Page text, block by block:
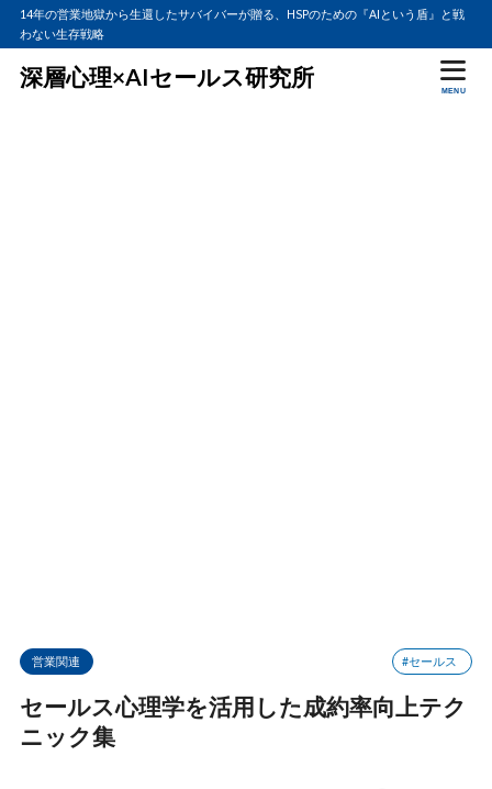
14年の営業地獄から生還したサバイバーが贈る、HSPのための『AIという盾』と戦
わない生存戦略
深層心理×AIセールス研究所
MENU
営業関連 #セールス
セールス心理学を活用した成約率向上テク
ニック集